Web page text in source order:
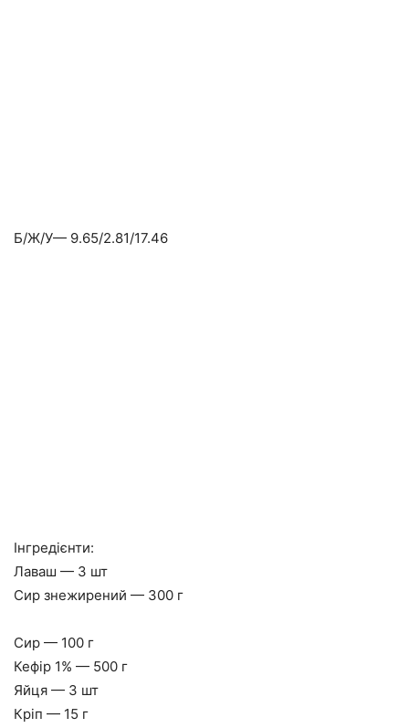
Б/Ж/У— 9.65/2.81/17.46
Інгредієнти:
Лаваш — 3 шт
Сир знежирений — 300 г
Сир — 100 г
Кефір 1% — 500 г
Яйця — 3 шт
Кріп — 15 г